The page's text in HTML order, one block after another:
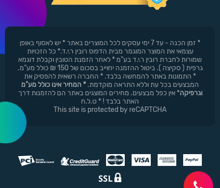
* זמן הכנה - עד 7 ימי עסקים לכל המוצרים באתר * יש לאסוף באופן
עצמאי את המוצר המוגמר מבית הדפוס רובין ר.י.ד.* כל הזכויות
שמורות לחברת רובין ר.י.ד בע"מ * לאחר הזמנת הטובין וקבלת דוגמא
גרפית ( סקיצה ). ביטול ההזמנה יחוייב בסכום של 150 ₪ כולל מע"מ.
* התמונות באתר להמחשה בלבד. * החברה רשאית להפסיק את
המבצעים בכל עת וללא התראה מוקדמת. * המחיר אינו כולל מע"מ
וגרפיקה* אין כפל מבצעים. מחירים המוצגים באתר הם להזמנות דרך
האתר בלבד ! * ט.ל.ח
This site is protected by reCAPTCHA